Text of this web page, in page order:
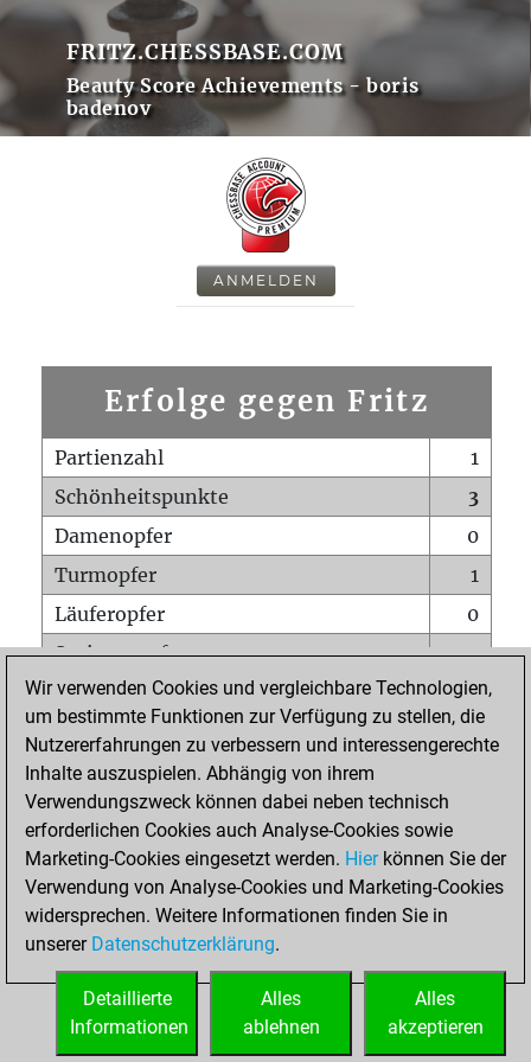
FRITZ.CHESSBASE.COM
Beauty Score Achievements - boris
badenov
ANMELDEN
Erfolge gegen Fritz
Partienzahl
1
Schönheitspunkte
3
Damenopfer
0
Turmopfer
1
Läuferopfer
0
Springeropfer
0
Bauernopfer
1
Matt auf vollem Brett
0
Bauer setzt Matt
Erstickte Matts
Unterverwandlungen
0
Türme auf der siebten
0
STARTSEITE
Wir verwenden Cookies und vergleichbare Technologien,
um bestimmte Funktionen zur Verfügung zu stellen, die
Nutzererfahrungen zu verbessern und interessengerechte
Inhalte auszuspielen. Abhängig von ihrem
Verwendungszweck können dabei neben technisch
erforderlichen Cookies auch Analyse-Cookies sowie
Marketing-Cookies eingesetzt werden. Hierkönnen Sie der
Verwendung von Analyse-Cookies und Marketing-Cookies
widersprechen. Weitere Informationen finden Sie in
unserer Datenschutzerklärung.
Alles
akzeptieren
Alles
ablehnen
Detaillierte
Informationen